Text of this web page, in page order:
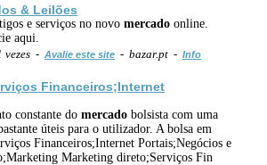
& Leilões
e serviços no novo mercado online.
aqui.
vezes - Avalie este site - bazar.pt - Info
Financeiros;Internet
constante do mercado bolsista com uma
úteis para o utilizador. A bolsa em
Financeiros;Internet Portais;Negócios e
Marketing direto;Serviços Fin